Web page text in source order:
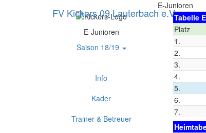
FV Kickers 09 Lauterbach e.V
E-Junioren
Saison 18/19
Info
Kader
Trainer & Betreuer
E-Junioren
Tabelle
Platz
1.
2.
3.
4.
5.
6.
7.